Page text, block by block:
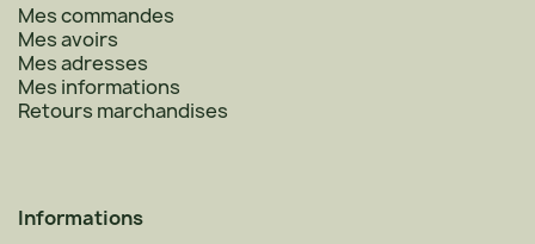
Mes commandes
Mes avoirs
Mes adresses
Mes informations
Retours marchandises
Informations